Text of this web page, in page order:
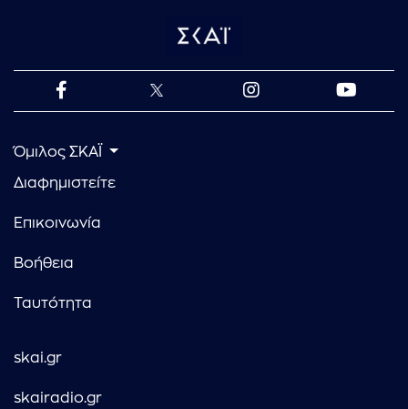
Όμιλος ΣΚΑΪ
Διαφημιστείτε
Επικοινωνία
Βοήθεια
Ταυτότητα
skai.gr
skairadio.gr